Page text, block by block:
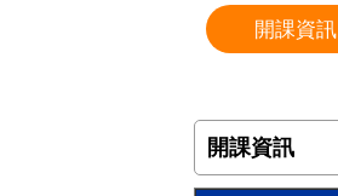
開課資訊
開課資訊